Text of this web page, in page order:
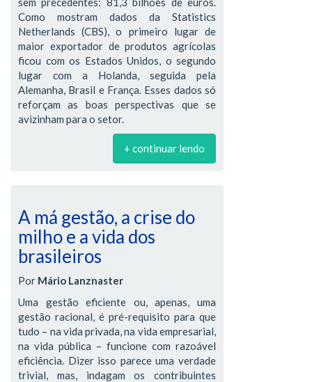
Como mostram dados da Statistics
Netherlands (CBS), o primeiro lugar de
maior exportador de produtos agrícolas
ficou com os Estados Unidos, o segundo
lugar com a Holanda, seguida pela
Alemanha, Brasil e França. Esses dados só
reforçam as boas perspectivas que se
avizinham para o setor.
+ continuar lendo
A má gestão, a crise do
milho e a vida dos
brasileiros
Por Mário Lanznaster
Uma gestão eficiente ou, apenas, uma
gestão racional, é pré-requisito para que
tudo – na vida privada, na vida empresarial,
na vida pública – funcione com razoável
eficiência. Dizer isso parece uma verdade
trivial, mas, indagam os contribuintes